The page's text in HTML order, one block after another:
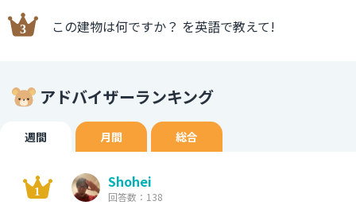
この建物は何ですか？ を英語で教えて!
アドバイザーランキング
週間 月間 総合
Shohei
回答数：138